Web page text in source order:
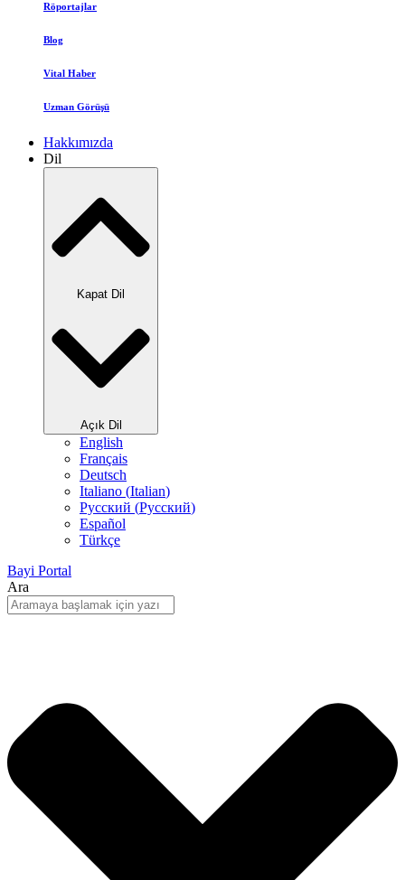
Röportajlar
Blog
Vital Haber
Uzman Görüşü
Hakkımızda
Dil
Kapat Dil
Açık Dil
English
Français
Deutsch
Italiano (Italian)
Русский (Pусский)
Español
Türkçe
Bayi Portal
Ara